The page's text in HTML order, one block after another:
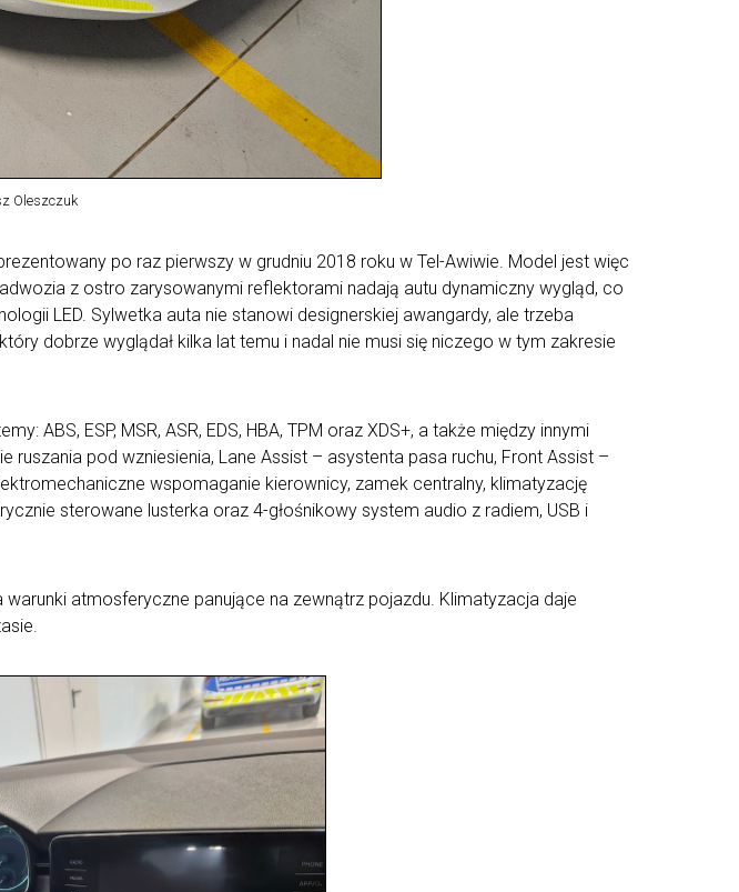
Oleszczuk
po raz pierwszy w grudniu 2018 roku w Tel-Awiwie. Model jest więc
z ostro zarysowanymi reflektorami nadają autu dynamiczny wygląd, co
LED. Sylwetka auta nie stanowi designerskiej awangardy, ale trzeba
dobrze wyglądał kilka lat temu i nadal nie musi się niczego w tym zakresie
ABS, ESP, MSR, ASR, EDS, HBA, TPM oraz XDS+, a także między innymi
pod wzniesienia, Lane Assist – asystenta pasa ruchu, Front Assist –
wspomaganie kierownicy, zamek centralny, klimatyzację
sterowane lusterka oraz 4-głośnikowy system audio z radiem, USB i
atmosferyczne panujące na zewnątrz pojazdu. Klimatyzacja daje